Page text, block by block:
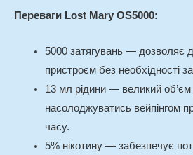
Переваги Lost Mary OS5000:
5000 затягувань — дозволяє
пристроєм без необхідності
13 мл рідини — великий об’єм
насолоджуватись вейпінгом
часу.
5% нікотину — забезпечує